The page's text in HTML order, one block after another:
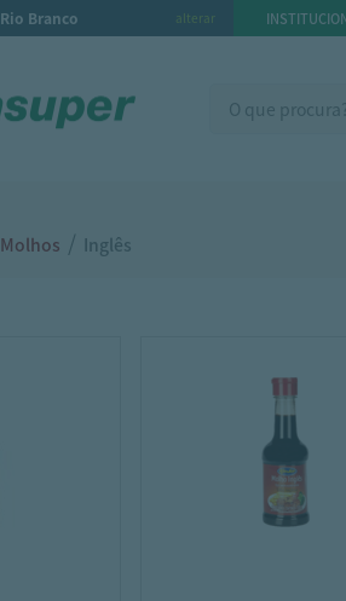
Rio Branco alterar
Molhos / Inglês